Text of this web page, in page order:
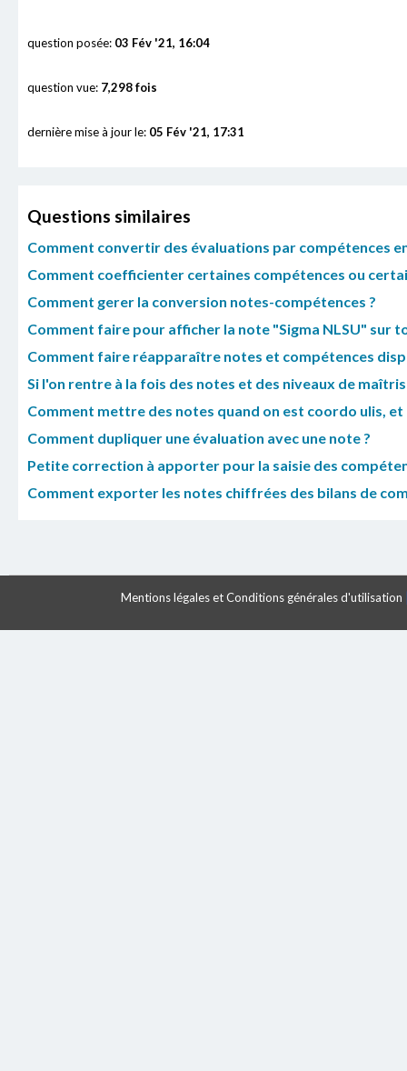
question posée: 03 Fév '21, 16:04
question vue: 7,298 fois
dernière mise à jour le: 05 Fév '21, 17:31
Questions similaires
Comment convertir des évaluations par compétences
Comment coefficienter certaines compétences ou
Comment gerer la conversion notes-compétences ?
Comment faire pour afficher la note "Sigma NLSU" sur
Comment faire réapparaître notes et compétences
Si l'on rentre à la fois des notes et des niveaux de
Comment mettre des notes quand on est coordo ulis,
Comment dupliquer une évaluation avec une note ?
Petite correction à apporter pour la saisie des
Comment exporter les notes chiffrées des bilans de
Mentions légales et Conditions générales d'utilisation